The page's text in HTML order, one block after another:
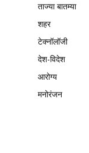
ताज्या बातम्या
शहर
टेक्नॉलॉजी
देश-विदेश
आरोग्य
मनोरंजन